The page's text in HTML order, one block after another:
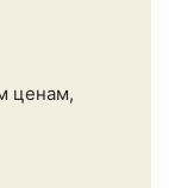
ценам,